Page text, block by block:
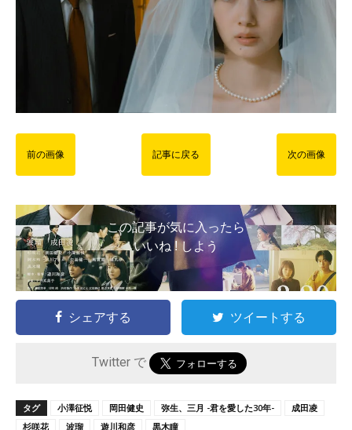
前の画像 記事に戻る 次の画像
この記事が気に入ったら
いいね ! しよう
シェアする ツイートする
Twitter で
タグ 小澤征悦 岡田健史 弥生、三月 -君を愛した30年-
成田凌
杉咲花
波瑠 遊川和彦 黒木瞳